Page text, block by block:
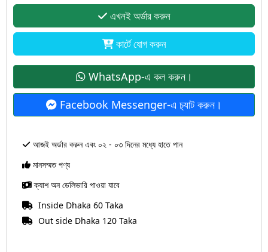
এখনই অর্ডার করুন
কার্টে যোগ করুন
WhatsApp-এ কল করুন।
Facebook Messenger-এ চ‍্যাট করুন।
আজই অর্ডার করুন এবং ০২ - ০৩ দিনের মধ্যে হাতে পান
মানসম্মত পণ্য
ক্যাশ অন ডেলিভারি পাওয়া যাবে
Inside Dhaka 60 Taka
Out side Dhaka 120 Taka